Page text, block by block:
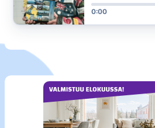
kuvakirja
0:00